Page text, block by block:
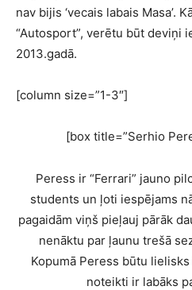
nav bijis ‘vecais labais Masa’.
“Autosport”, verētu būt deviņi
2013.gadā.
[column size=”1-3″]
[box title=”Serhio
Peress ir “Ferrari” jauno
students un ļoti iespējams
pagaidām viņš pieļauj pārāk
nenāktu par ļaunu trešā
Kopumā Peress būtu
noteikti ir labāks